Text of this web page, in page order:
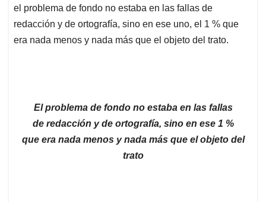
el problema de fondo no estaba en las fallas de
redacción y de ortografía, sino en ese uno, el 1 % que
era nada menos y nada más que el objeto del trato.
El problema de fondo no estaba en las fallas
de redacción y de ortografía, sino en ese 1 %
que era nada menos y nada más que el objeto del
trato